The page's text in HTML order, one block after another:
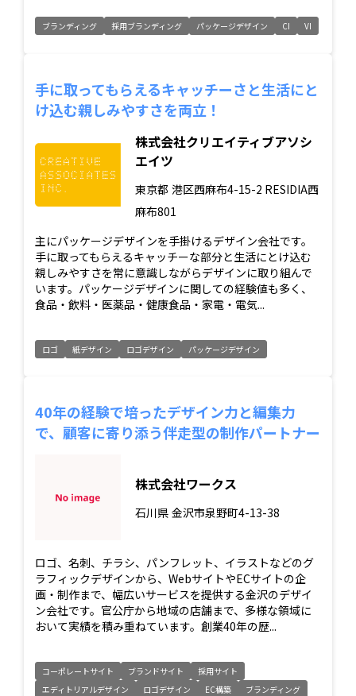
ブランディング 採用ブランディング パッケージデザイン CI VI
手に取ってもらえるキャッチーさと生活にと
け込む親しみやすさを両立！
株式会社クリエイティブアソシ
エイツ
東京都 港区西麻布4-15-2 RESIDIA西
麻布801
主にパッケージデザインを手掛けるデザイン会社です。
手に取ってもらえるキャッチーな部分と生活にとけ込む
親しみやすさを常に意識しながらデザインに取り組んで
います。パッケージデザインに関しての経験値も多く、
食品・飲料・医薬品・健康食品・家電・電気...
ロゴ 紙デザイン ロゴデザイン パッケージデザイン
40年の経験で培ったデザイン力と編集力
で、顧客に寄り添う伴走型の制作パートナー
株式会社ワークス
石川県 金沢市泉野町4-13-38
ロゴ、名刺、チラシ、パンフレット、イラストなどのグ
ラフィックデザインから、WebサイトやECサイトの企
画・制作まで、幅広いサービスを提供する金沢のデザイ
ン会社です。官公庁から地域の店舗まで、多様な領域に
おいて実績を積み重ねています。創業40年の歴...
コーポレートサイト ブランドサイト
採用サイト
エディトリアルデザイン
ロゴデザイン EC構築 ブランディング